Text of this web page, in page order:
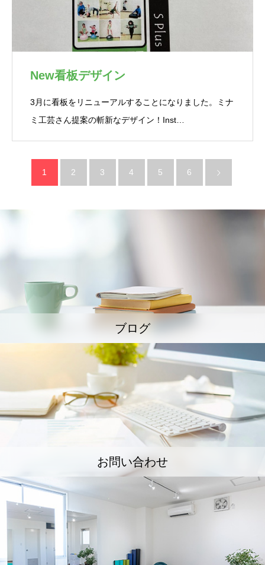
New看板デザイン
3月に看板をリニューアルすることになりました。ミナ
ミ工芸さん提案の斬新なデザイン！Inst…
1 2 3 4 5 6
ブログ
お問い合わせ